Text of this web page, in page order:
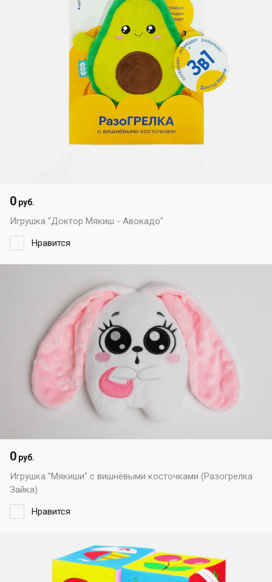
Игрушка "Доктор Мякиш - Авокадо"
0 руб.
Нравится
Игрушка "Мякиши" с вишнёвыми косточками (Разогрелка
Зайка)
0 руб.
Нравится